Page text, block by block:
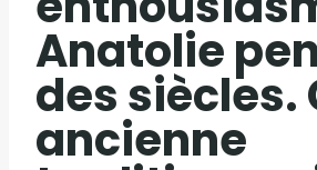
Anatolie
des siècles.
ancienne